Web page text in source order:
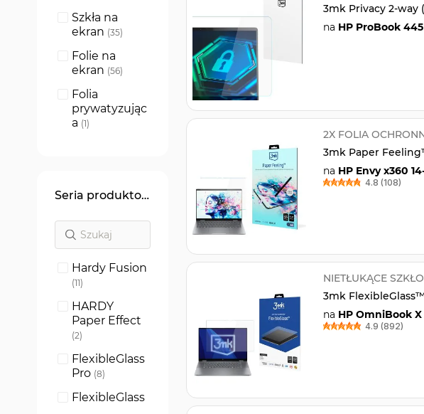
3mk Privacy 2-way
na HP ProBook 445
2X FOLIA
3mk Paper
na HP Envy x360
4.8 (108)
NIETŁUKĄCE
3mk FlexibleGlass™
na HP OmniBook
4.9 (892)
Szkła na
ekran 35
produkty
Folie na
ekran 56
produkty
Folia
prywatyzując
a 1
produkt
Seria produktowa
Hardy Fusion
11
produkty
HARDY
Paper Effect
2
produkty
FlexibleGlass
Pro 8
produkty
FlexibleGlass